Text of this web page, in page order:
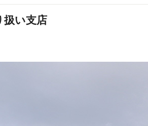
扱い支店